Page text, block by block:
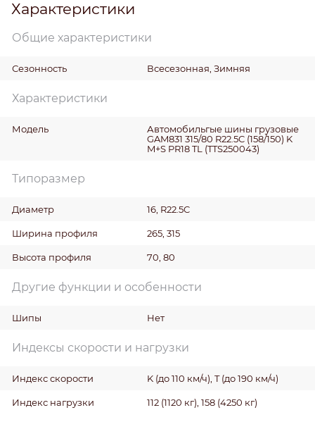
Характеристики
Общие характеристики
Сезонность Всесезонная, Зимняя
Характеристики
Модель
Автомобильгые шины грузовые
GAM831 315/80 R22.5C (158/150) K
M+S PR18 TL (TTS250043)
Типоразмер
Диаметр 16, R22.5C
Ширина профиля 265, 315
Высота профиля 70, 80
Другие функции и особенности
Шипы Нет
Индексы скорости и нагрузки
Индекс скорости K (до 110 км/ч), T (до 190 км/ч)
Индекс нагрузки 112 (1120 кг), 158 (4250 кг)